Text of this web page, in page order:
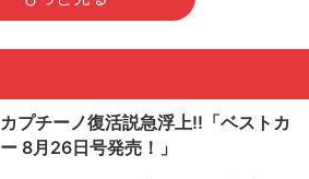
カプチーノ復活説急浮上!!「ベストカ
ー 8月26日号発売！」